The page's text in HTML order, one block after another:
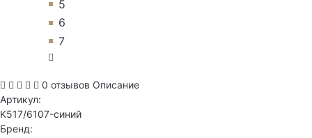
5
6
7
0 отзывов Описание
Артикул:
K517/6107-синий
Бренд: